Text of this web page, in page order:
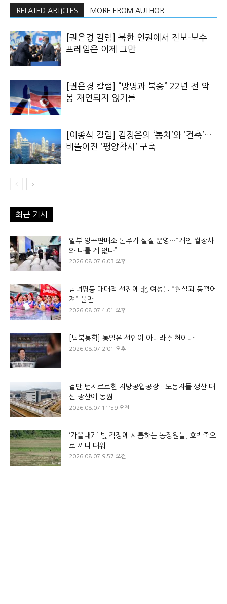
RELATED ARTICLES MORE FROM AUTHOR
[권은경 칼럼] 북한 인권에서 진보-보수
프레임은 이제 그만
[권은경 칼럼] “망명과 북송” 22년 전 악
몽 재연되지 않기를
[이종석 칼럼] 김정은의 ‘통치’와 ‘건축’…
비뚤어진 ‘평양착시’ 구축
최근 기사
일부 양곡판매소 돈주가 실질 운영…“개인 쌀장사
와 다를 게 없다”
2026.08.07 6:03 오후
남녀평등 대대적 선전에 北 여성들 “현실과 동떨어
져” 불만
2026.08.07 4:01 오후
[남북통합] 통일은 선언이 아니라 실천이다
2026.08.07 2:01 오후
겉만 번지르르한 지방공업공장…노동자들 생산 대
신 광산에 동원
2026.08.07 11:59 오전
‘가을내기’ 빚 걱정에 시름하는 농장원들, 호박죽으
로 끼니 때워
2026.08.07 9:57 오전